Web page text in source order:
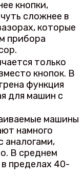
кнопки,
сложнее в
которые
прибора
только
кнопок. В
функция
для машин с
машины
намного
аналогами,
В среднем
пределах 40-